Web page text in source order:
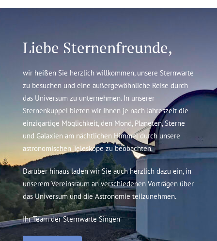
Liebe Sternenfreunde,
wir heißen Sie herzlich willkommen, unsere Sternwarte
zu besuchen und eine außergewöhnliche Reise durch
das Universum zu unternehmen. In unserer
Sternenkuppel bieten wir Ihnen je nach Jahreszeit die
einzigartige Möglichkeit, den Mond, Planeten, Sterne
und Galaxien am nächtlichen Himmel durch unsere
astronomischen Teleskope zu beobachten.
Darüber hinaus laden wir Sie auch herzlich dazu ein, in
unserem Vereinsraum an verschiedenen Vorträgen über
das Universum und die Astronomie teilzunehmen.
Ihr Team der Sternwarte Singen